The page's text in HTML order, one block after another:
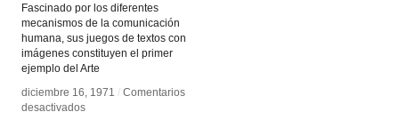
Fascinado por los diferentes
mecanismos de la comunicación
humana, sus juegos de textos con
imágenes constituyen el primer
ejemplo del Arte
diciembre 16, 1971 / Comentarios
desactivadosen
diciembre 16, 1971 / Comentarios
desactivadosen